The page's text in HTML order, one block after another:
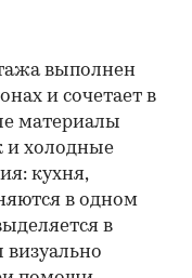
выполнен
и сочетает в
материалы
и холодные
кухня,
в одном
в